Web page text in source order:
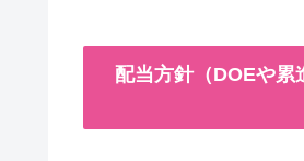
配当方針（DOEや